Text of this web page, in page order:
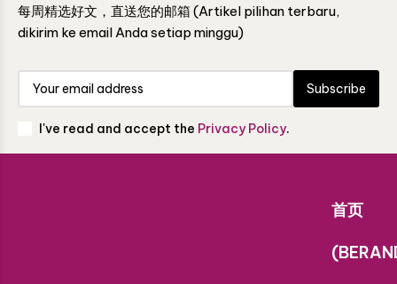
每周精选好文，直送您的邮箱 (Artikel pilihan terbaru,
dikirim ke email Anda setiap minggu)
Subscribe
I've read and accept the Privacy Policy.
首页